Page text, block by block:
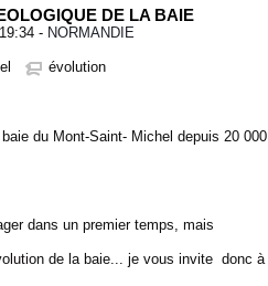
DE LA BAIE
- NORMANDIE
évolution
du Mont-Saint- Michel depuis 20 000
dans un premier temps, mais
de la baie... je vous invite donc à